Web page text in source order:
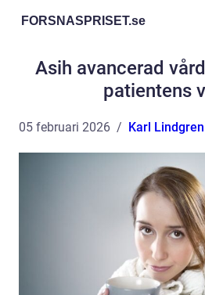
FORSNASPRISET.se
Asih avancerad
patientens
05 februari 2026 Karl Lindgren